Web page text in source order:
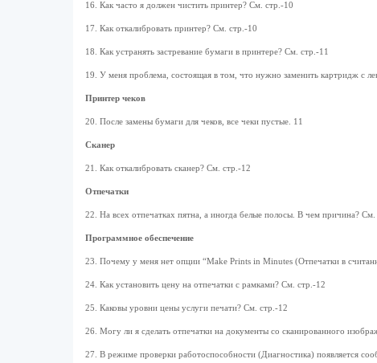
16. Как часто я должен чистить принтер? См. стр.-10
17. Как откалибровать принтер? См. стр.-10
18. Как устранять застревание бумаги в принтере? См. стр.-11
19. У меня проблема, состоящая в том, что нужно заменить картридж с
Принтер чеков
20. После замены бумаги для чеков, все чеки пустые. 11
Сканер
21. Как откалибровать сканер? См. стр.-12
Отпечатки
22. На всех отпечатках пятна, а иногда белые полосы. В чем причина? См.
Программное обеспечение
23. Почему у меня нет опции “Make Prints in Minutes (Отпечатки в
24. Как установить цену на отпечатки с рамками? См. стр.-12
25. Каковы уровни цены услуги печати? См. стр.-12
26. Могу ли я сделать отпечатки на документы со сканированного
27. В режиме проверки работоспособности (Диагностика) появляется